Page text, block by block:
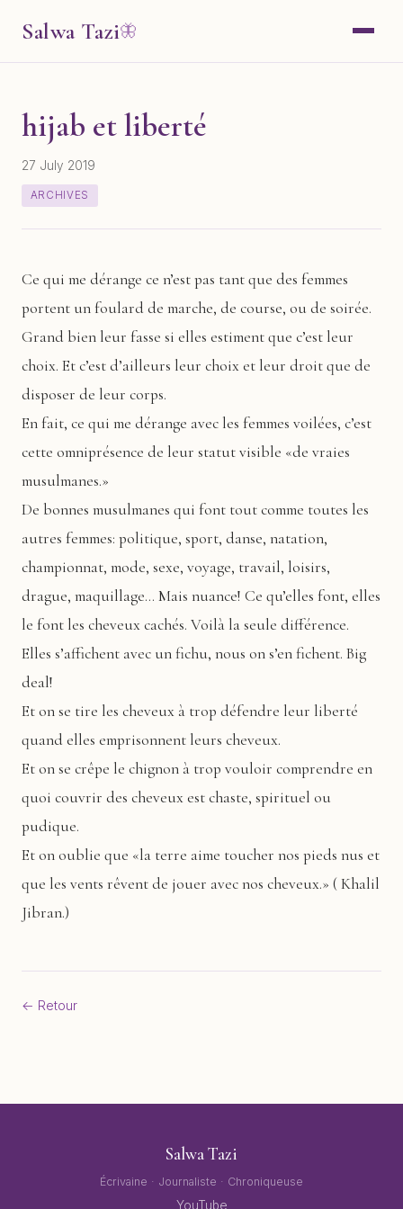
Salwa Tazi🦋
hijab et liberté
27 July 2019
ARCHIVES
Ce qui me dérange ce n’est pas tant que des femmes
portent un foulard de marche, de course, ou de soirée.
Grand bien leur fasse si elles estiment que c’est leur
choix. Et c’est d’ailleurs leur choix et leur droit que de
disposer de leur corps.
En fait, ce qui me dérange avec les femmes voilées, c’est
cette omniprésence de leur statut visible «de vraies
musulmanes.»
De bonnes musulmanes qui font tout comme toutes les
autres femmes: politique, sport, danse, natation,
championnat, mode, sexe, voyage, travail, loisirs,
drague, maquillage… Mais nuance! Ce qu’elles font, elles
le font les cheveux cachés. Voilà la seule différence.
Elles s’affichent avec un fichu, nous on s’en fichent. Big
deal!
Et on se tire les cheveux à trop défendre leur liberté
quand elles emprisonnent leurs cheveux.
Et on se crêpe le chignon à trop vouloir comprendre en
quoi couvrir des cheveux est chaste, spirituel ou
pudique.
Et on oublie que «la terre aime toucher nos pieds nus et
que les vents rêvent de jouer avec nos cheveux.» ( Khalil
Jibran.)
← Retour
Salwa Tazi
Écrivaine · Journaliste · Chroniqueuse
YouTube